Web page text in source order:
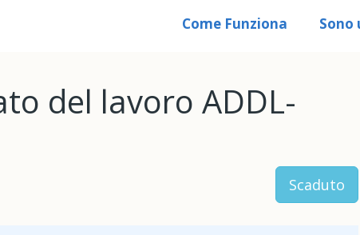
Come Funziona Sono
del lavoro ADDL-
Scaduto